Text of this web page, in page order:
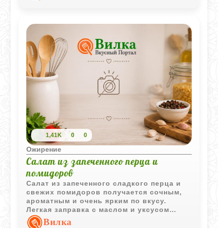
1,41K 0 0
Ожирение
Салат из запеченного перца и
помидоров
Салат из запеченного сладкого перца и
свежих помидоров получается сочным,
ароматным и очень ярким по вкусу.
Легкая заправка с маслом и уксусом
хорошо подчеркивает сладость овощей.
Вилка